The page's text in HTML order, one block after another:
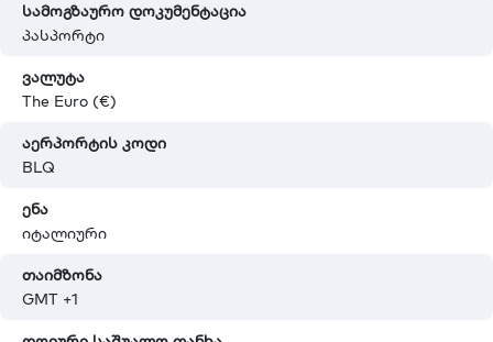
სამოგზაურო დოკუმენტაცია
პასპორტი
ვალუტა
The Euro (€)
აერპორტის კოდი
BLQ
ენა
იტალიური
თაიმზონა
GMT +1